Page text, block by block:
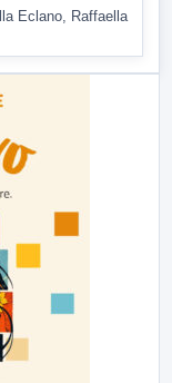
Eclano, Raffaella